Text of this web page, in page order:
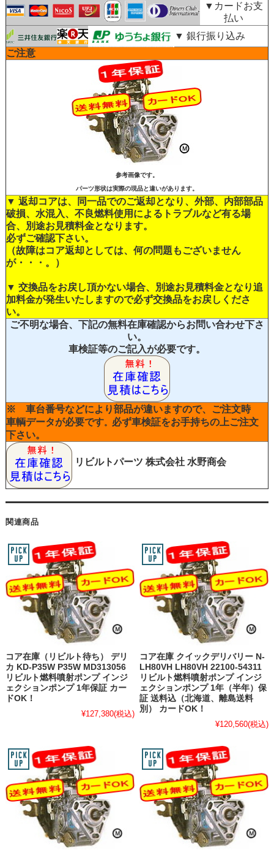
▼カードお支
払い
▼ 銀行振り込み
ご注意
参考画像です。
パーツ形状は実際の現品と違いがあります。
▼ 返却コアは、同一品でのご返却となり、外部、内部部品
破損、水混入、不良燃料使用によるトラブルなど有る場
合、別途お見積料金となります。
必ずご確認下さい。
（故障はコア返却としては、何の問題もございません
が・・・。）
▼ 交換品をお戻し頂かない場合、別途お見積料金となり追
加料金が発生いたしますので必ず交換品をお戻しくださ
い。
ご不明な場合、下記の無料在庫確認からお問い合わせ下さ
い。
車検証等のご記入が必要です。
※ 車台番号などにより部品が違いますので、ご注文時
車輌データが必要です。 必ず車検証をお手持ちの上ご注文
下さい。
リビルトパーツ 株式会社 水野商会
関連商品
コア在庫（リビルト待ち） デリ
カ KD-P35W P35W MD313056
リビルト燃料噴射ポンプ インジ
ェクションポンプ 1年保証 カー
ドOK！
¥127,380(税込)
コア在庫 クイックデリバリー N-
LH80VH LH80VH 22100-54311
リビルト燃料噴射ポンプ インジ
ェクションポンプ 1年（半年）保
証 送料込（北海道、離島送料
別） カードOK！
¥120,560(税込)